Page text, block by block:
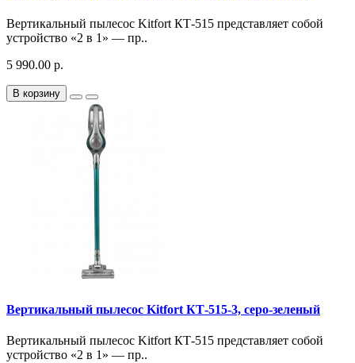
Вертикальный пылесос Kitfort КТ-515 представляет собой
устройство «2 в 1» — пр..
5 990.00 р.
В корзину
Вертикальный пылесос Kitfort КТ-515-3, серо-зеленый
Вертикальный пылесос Kitfort КТ-515 представляет собой
устройство «2 в 1» — пр..